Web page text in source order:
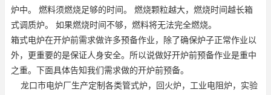
炉中。 燃料须燃烧足够的时间。 燃烧颗粒越大，燃烧时间越长箱
式调质炉。 如果燃烧时间不够，燃料将无法完全燃烧。
箱式电炉在开炉前需求做许多预备作业，除了确保炉子正常作业以
外，更重要的是保证人身安全。所以说做好开炉前预备作业是重中
之重。下面具体告知我们需求做的开炉前预备。
龙口市电炉厂生产定制各类管式炉，回火炉，工业电阻炉，实验